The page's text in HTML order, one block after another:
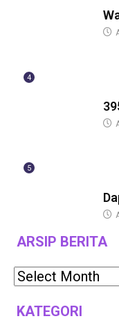
4
5
ARSIP BERITA
KATEGORI